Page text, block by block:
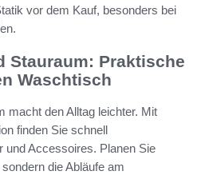
vor dem Kauf, besonders bei
Stauraum: Praktische
Waschtisch
macht den Alltag leichter. Mit
finden Sie schnell
und Accessoires. Planen Sie
die Abläufe am